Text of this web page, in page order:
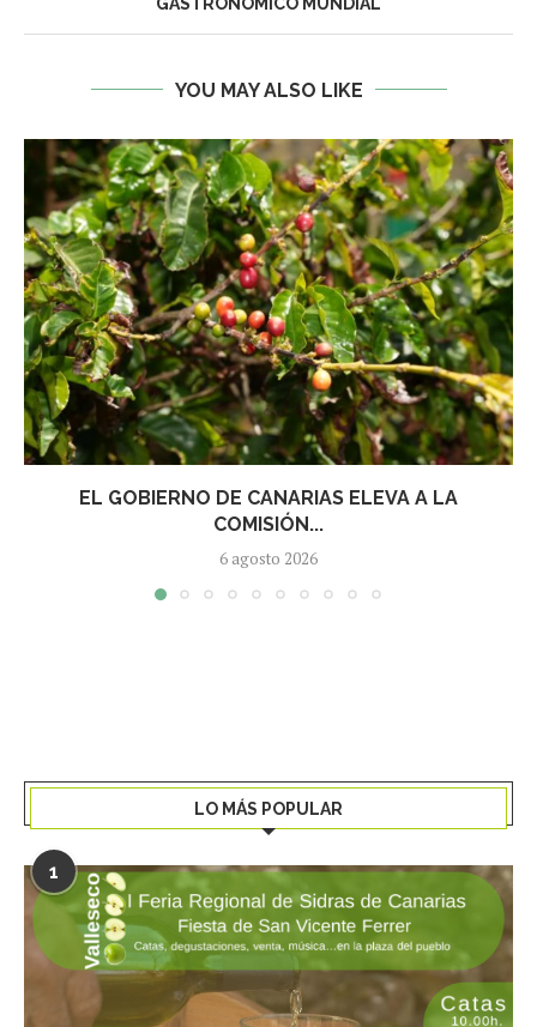
YOU MAY ALSO LIKE
EL GOBIERNO DE CANARIAS ELEVA A LA
COMISIÓN...
6 agosto 2026
LO MÁS POPULAR
1